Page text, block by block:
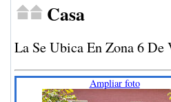
Casa
La Se Ubica En Zona 6
Ampliar foto